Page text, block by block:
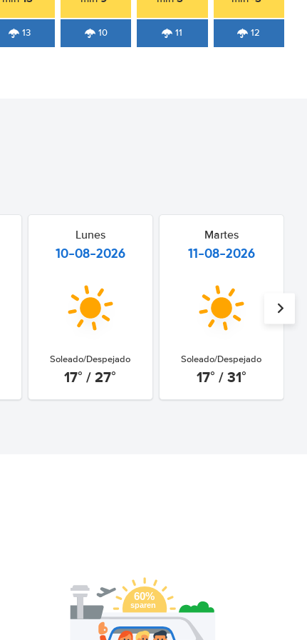
13 10 11 12
Lunes
10-08-2026
Soleado/Despejado
17° / 27°
Martes
11-08-2026
Soleado/Despejado
17° / 31°